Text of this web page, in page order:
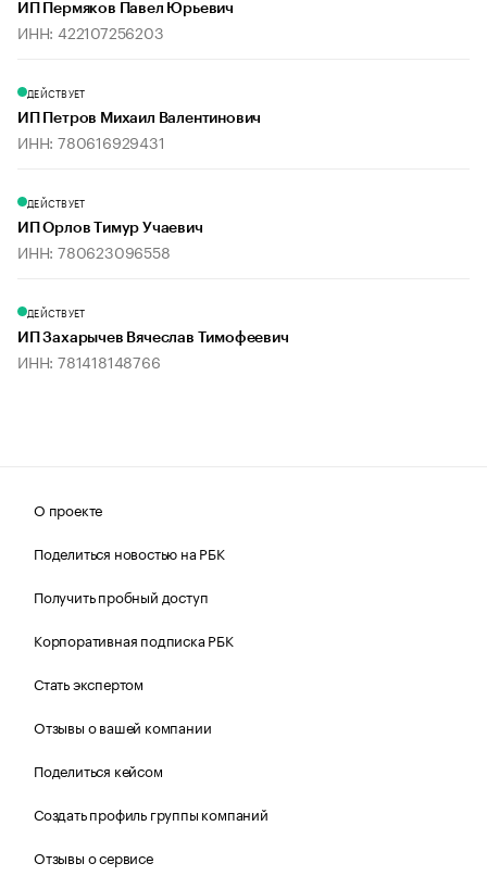
ИП Пермяков Павел Юрьевич
ИНН: 422107256203
ДЕЙСТВУЕТ
ИП Петров Михаил Валентинович
ИНН: 780616929431
ДЕЙСТВУЕТ
ИП Орлов Тимур Учаевич
ИНН: 780623096558
ДЕЙСТВУЕТ
ИП Захарычев Вячеслав Тимофеевич
ИНН: 781418148766
О проекте
Поделиться новостью на РБК
Получить пробный доступ
Корпоративная подписка РБК
Стать экспертом
Отзывы о вашей компании
Поделиться кейсом
Создать профиль группы компаний
Отзывы о сервисе